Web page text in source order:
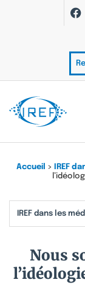
Accueil > IREF
IREF dans les
Nous